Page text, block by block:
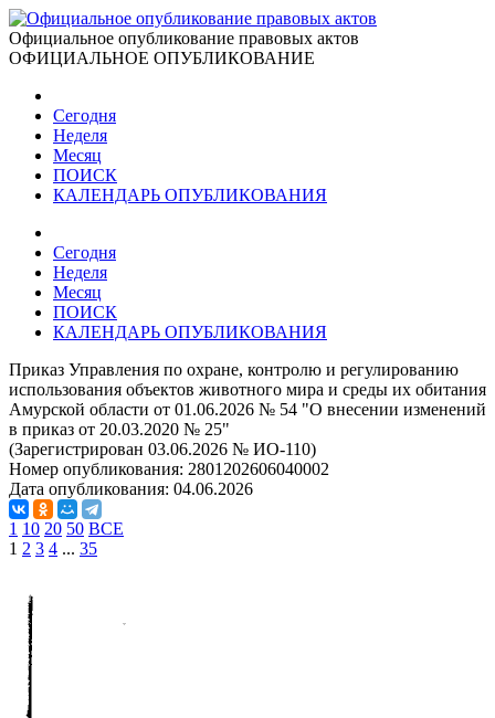
Официальное опубликование правовых актов
ОФИЦИАЛЬНОЕ ОПУБЛИКОВАНИЕ
Сегодня
Неделя
Месяц
ПОИСК
КАЛЕНДАРЬ ОПУБЛИКОВАНИЯ
Сегодня
Неделя
Месяц
ПОИСК
КАЛЕНДАРЬ ОПУБЛИКОВАНИЯ
Приказ Управления по охране, контролю и регулированию
использования объектов животного мира и среды их обитания
Амурской области от 01.06.2026 № 54 "О внесении изменений
в приказ от 20.03.2020 № 25"
(Зарегистрирован 03.06.2026 № ИО-110)
Номер опубликования: 2801202606040002
Дата опубликования: 04.06.2026
1 10 20 50 ВСЕ
1 2 3 4 ... 35